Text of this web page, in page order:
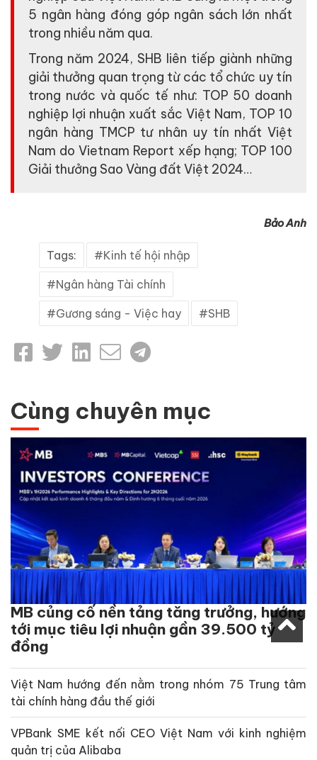
5 ngân hàng đóng góp ngân sách lớn nhất
trong nhiều năm qua.
Trong năm 2024, SHB liên tiếp giành những
giải thưởng quan trọng từ các tổ chức uy tín
trong nước và quốc tế như: TOP 50 doanh
nghiệp lợi nhuận xuất sắc Việt Nam, TOP 10
ngân hàng TMCP tư nhân uy tín nhất Việt
Nam do Vietnam Report xếp hạng; TOP 100
Giải thưởng Sao Vàng đất Việt 2024…
Bảo Anh
Tags: Kinh tế hội nhập
Ngân hàng Tài chính
Gương sáng - Việc hay SHB
Cùng chuyên mục
MB củng cố nền tảng tăng trưởng, hướng
tới mục tiêu lợi nhuận gần 39.500 tỷ
đồng
Việt Nam hướng đến nằm trong nhóm 75 Trung tâm
tài chính hàng đầu thế giới
VPBank SME kết nối CEO Việt Nam với kinh nghiệm
quản trị của Alibaba